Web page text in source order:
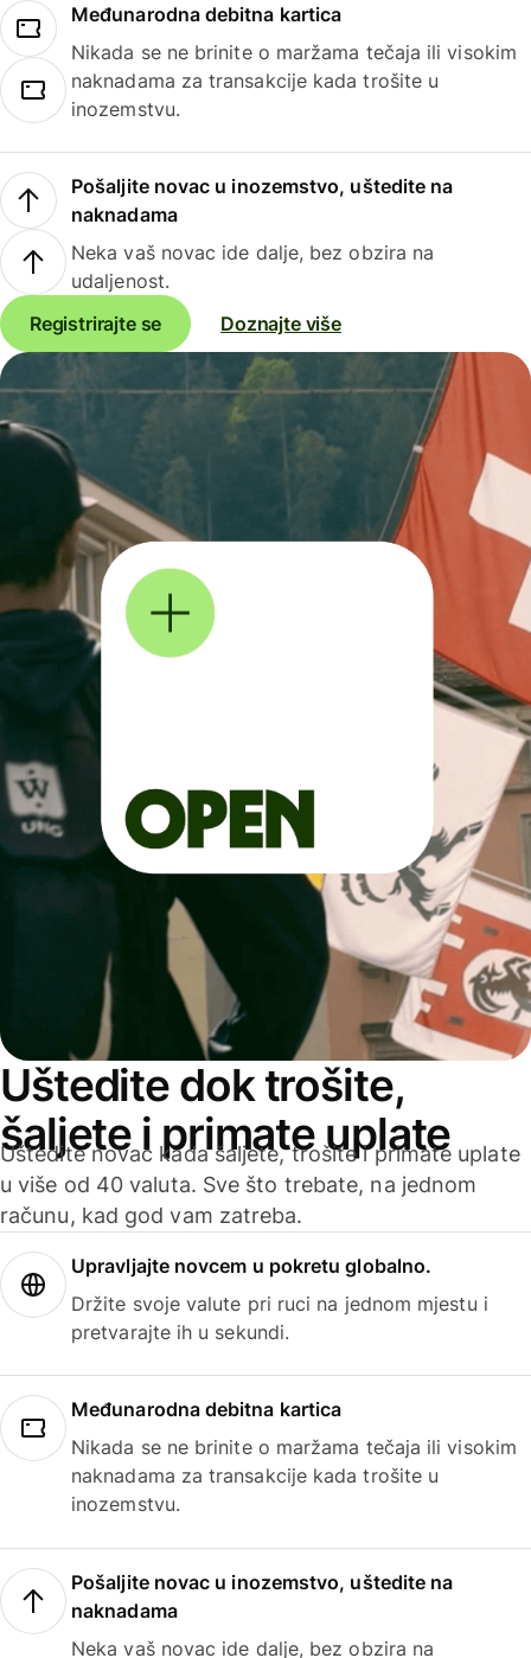
Međunarodna debitna kartica
Nikada se ne brinite o maržama tečaja ili visokim
naknadama za transakcije kada trošite u
inozemstvu.
Pošaljite novac u inozemstvo, uštedite na
naknadama
Neka vaš novac ide dalje, bez obzira na
udaljenost.
Registrirajte se
Doznajte više
Uštedite dok trošite,
šaljete i primate uplate
Uštedite novac kada šaljete, trošite i primate uplate
u više od 40 valuta. Sve što trebate, na jednom
računu, kad god vam zatreba.
Upravljajte novcem u pokretu globalno.
Držite svoje valute pri ruci na jednom mjestu i
pretvarajte ih u sekundi.
Međunarodna debitna kartica
Nikada se ne brinite o maržama tečaja ili visokim
naknadama za transakcije kada trošite u
inozemstvu.
Pošaljite novac u inozemstvo, uštedite na
naknadama
Neka vaš novac ide dalje, bez obzira na